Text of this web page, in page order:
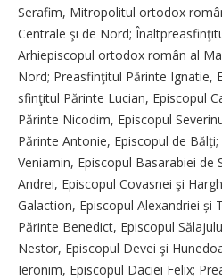
Serafim, Mitropolitul ortodox
Centrale şi de Nord;
Arhiepiscopul ortodox român al
Nord; Preasfinţitul Părinte Ignatie,
sfinţitul Părinte Lucian, Episcopul
Părinte Nicodim, Episcopul
Părinte Antonie, Episcopul de
Veniamin, Episcopul Basarabiei de
Andrei, Episcopul Covasnei şi
Galaction, Episcopul Alexandriei și
Părinte Benedict, Episcopul
Nestor, Episcopul Devei şi
Ieronim, Episcopul Daciei Felix;